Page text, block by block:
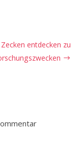
Zecken entdecken zu